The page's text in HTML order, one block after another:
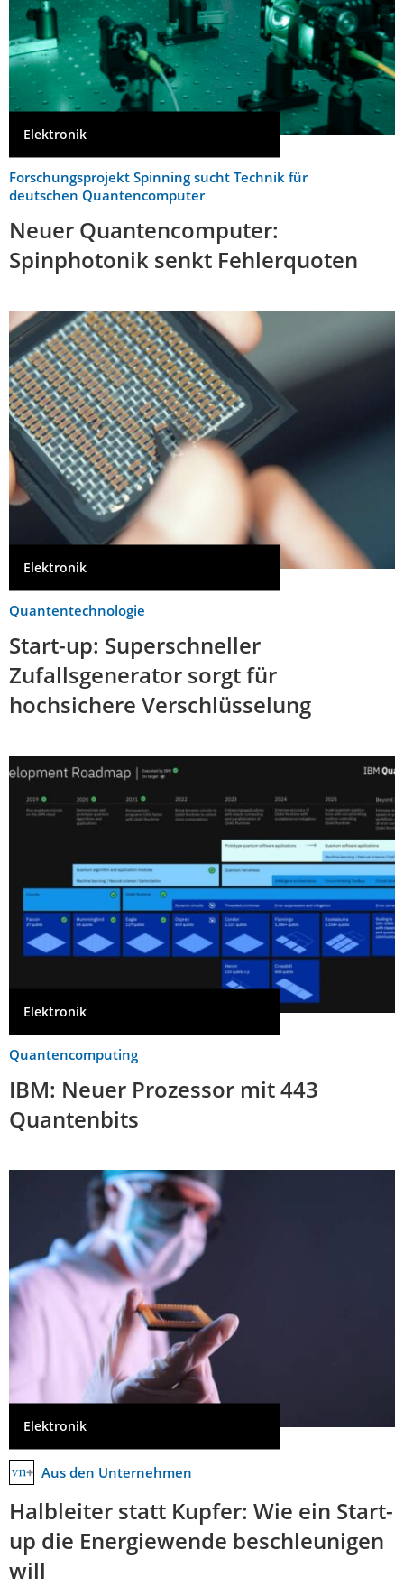
Elektronik
Forschungsprojekt Spinning sucht Technik für
deutschen Quantencomputer
Neuer Quantencomputer:
Spinphotonik senkt Fehlerquoten
Elektronik
Quantentechnologie
Start-up: Superschneller
Zufallsgenerator sorgt für
hochsichere Verschlüsselung
Elektronik
Quantencomputing
IBM: Neuer Prozessor mit 443
Quantenbits
Elektronik
Aus den Unternehmen
Halbleiter statt Kupfer: Wie ein Start-
up die Energiewende beschleunigen
will